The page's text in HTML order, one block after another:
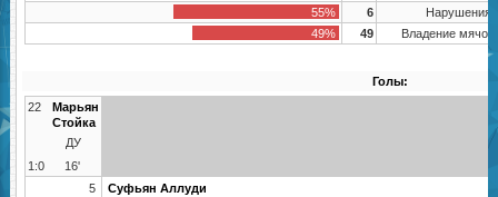
55%
6
Нарушения
49%
49 Владение
Голы:
22
Марьян
Стойка
ДУ
1:0
16'
5
Суфьян Аллуди